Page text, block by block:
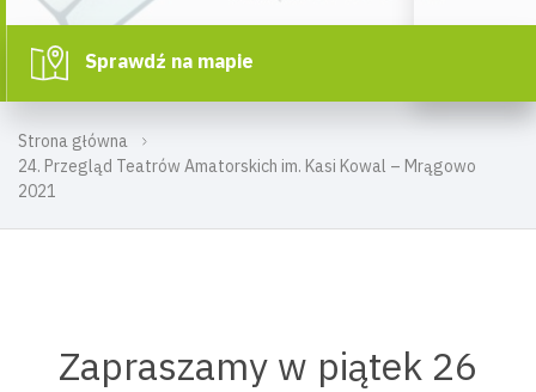
Strona główna
24. Przegląd Teatrów Amatorskich im. Kasi Kowal – Mrągowo
2021
Sprawdź na mapie
Zapraszamy w piątek 26